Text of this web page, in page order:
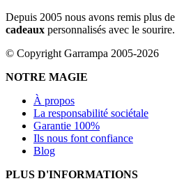
Depuis 2005 nous avons remis plus de
cadeaux personnalisés avec le sourire.
© Copyright Garrampa 2005-2026
NOTRE MAGIE
À propos
La responsabilité sociétale
Garantie 100%
Ils nous font confiance
Blog
PLUS D'INFORMATIONS